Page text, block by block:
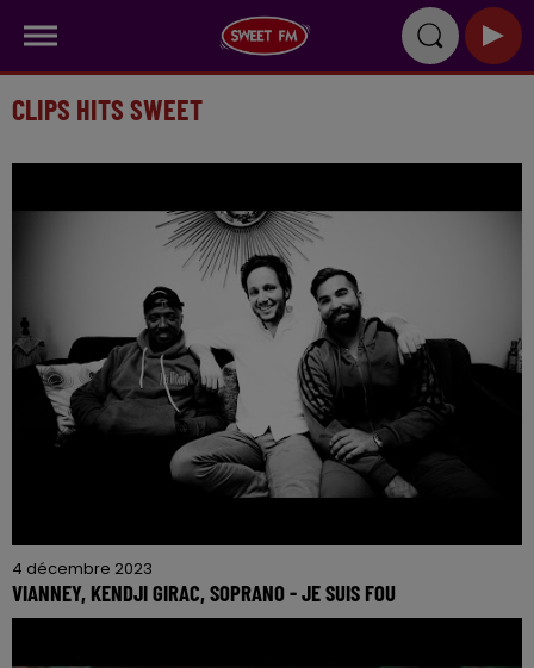
CLIPS HITS SWEET
4 décembre 2023
VIANNEY, KENDJI GIRAC, SOPRANO - JE SUIS FOU